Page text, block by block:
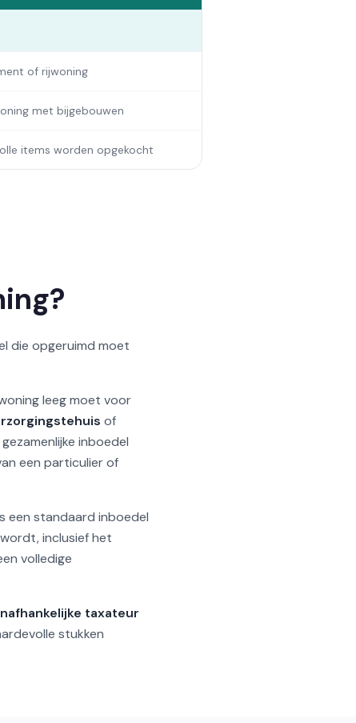
of rijwoning
met bijgebouwen
items worden opgekocht
die opgeruimd moet
leeg moet voor
of
inboedel
een particulier of
een standaard inboedel
inclusief het
volledige
taxateur
stukken